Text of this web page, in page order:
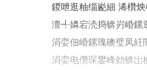
鍐呭逛粙缁嶏細 浠欑
澶╃嫾宕涜捣锛岃崏鏍
涓娈佃崏鏍瑰礇璧凤
涓娈电儹琛鐢峰効锛